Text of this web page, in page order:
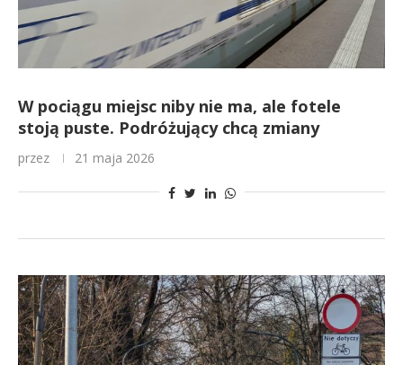
W pociągu miejsc niby nie ma, ale fotele
stoją puste. Podróżujący chcą zmiany
przez 21 maja 2026